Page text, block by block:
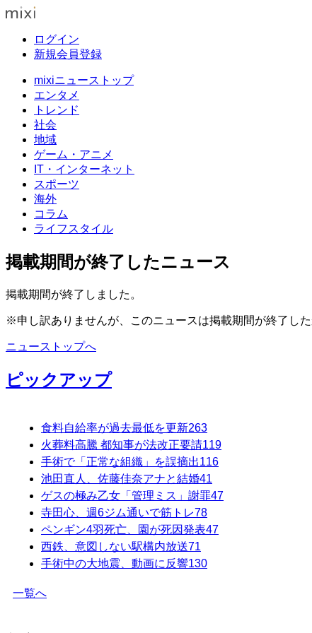
ログイン
新規会員登録
mixiニューストップ
エンタメ
トレンド
社会
地域
ゲーム・アニメ
IT・インターネット
スポーツ
海外
コラム
ライフスタイル
掲載期間が終了したニュース
掲載期間が終了しました。
※申し訳ありませんが、このニュースは掲載期間が終了し
ニューストップへ
ピックアップ
食料自給率が過去最低を更新263
火葬料高騰 都知事が法改正要請119
手術で「正常な組織」を誤摘出116
池田直人、佐藤佳奈アナと結婚41
ゲスの極み乙女「管理ミス」謝罪47
寺田心、週6ジム通いで筋トレ78
ペンギン4羽死亡、園が死因発表47
西鉄、意図しない駅構内放送71
手術中の大地震、動画に反響130
一覧へ